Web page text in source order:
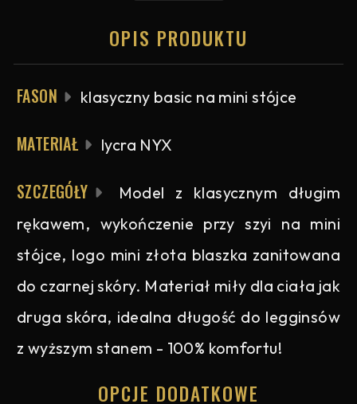
OPIS PRODUKTU
FASON klasyczny basic na mini stójce
MATERIAŁ lycra NYX
SZCZEGÓŁY
Model z klasycznym długim
rękawem, wykończenie przy szyi na mini
stójce, logo mini złota blaszka zanitowana
do czarnej skóry. Materiał miły dla ciała jak
druga skóra, idealna długość do legginsów
z wyższym stanem - 100% komfortu!
OPCJE DODATKOWE